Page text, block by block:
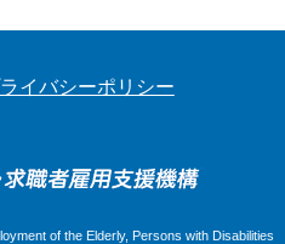
イバシーポリシー
of the Elderly, Persons with Disabilities